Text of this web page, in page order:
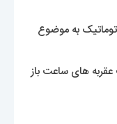
به موضوع
های ساعت باز